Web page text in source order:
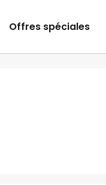
Offres spéciales